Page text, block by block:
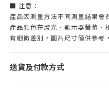
■ 注意：
產品因測量方法不同測量結果
產品顏色在燈光、顯示器螢幕、
有細微差別，圖片尺寸僅供參考
送貨及付款方式